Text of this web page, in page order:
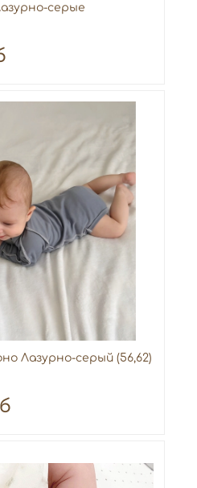
серые
Лазурно-серый (56,62)